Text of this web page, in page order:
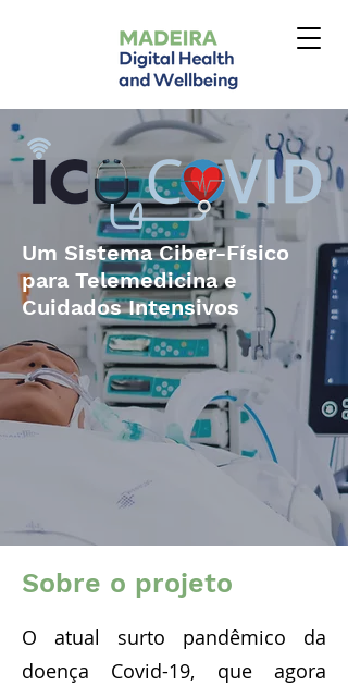
Um Sistema Ciber-Físico
para Telemedicina e
Cuidados Intensivos
Sobre o projeto
O atual surto pandêmico da
doença Covid-19, que agora